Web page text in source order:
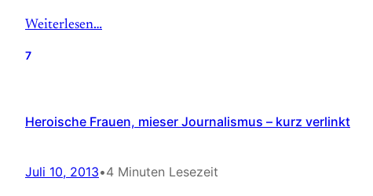
Weiterlesen…
7
Heroische Frauen, mieser Journalismus – kurz verlinkt
Juli 10, 2013•4 Minuten Lesezeit